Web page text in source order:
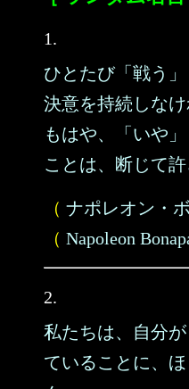
1.
ひとたび「戦う
決意を持続しなけ
もはや、「いや
ことは、断じて許
（ ナポレオン・
（ Napoleon
2.
私たちは、自分
ていることに、